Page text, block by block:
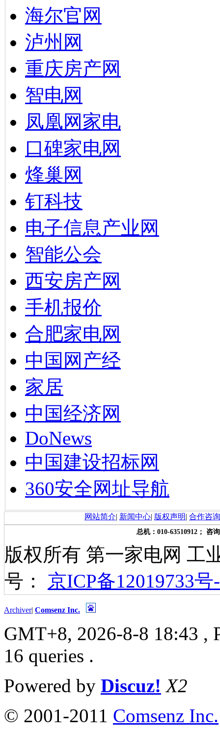
海尔官网
泸州网
重庆房产网
智电网
凤凰网家电
口碑家电网
烽巢网
钉科技
电子信息产业网
智能公会
西安房产网
手机报价
合肥家电网
中国网产经
家居
中国经济网
DoNews
中国建设招标网
360安全网址导航
网站简介| 新闻中心| 版权声明| 合作咨询
总机：010-63510912； 咨
版权所有 第一家电网 工
号： 京ICP备12019733号
Archiver| Comsenz Inc.
GMT+8, 2026-8-8 18:43 ,
16 queries .
Powered by Discuz! X2
© 2001-2011 Comsenz Inc.